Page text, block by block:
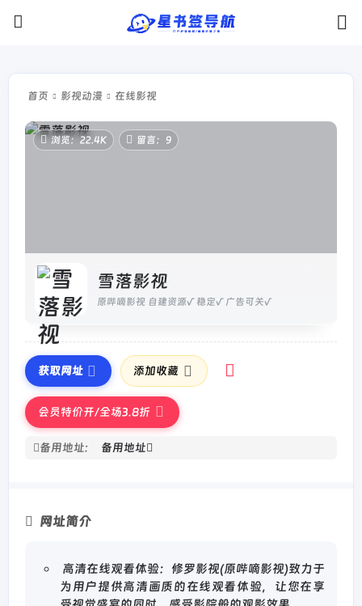
首页 影视动漫 在线影视
浏览：22.4K 留言：9
雪落影视
原哔嘀影视 自建资源√ 稳定√ 广告可关√
获取网址 添加收藏
会员特价开/全场3.8折
备用地址: 备用地址
网址简介
高清在线观看体验：修罗影视(原哔嘀影视)致力于
为用户提供高清画质的在线观看体验，让您在享